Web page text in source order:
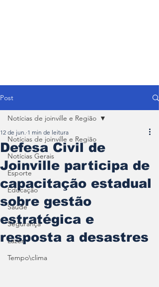
Post
Notícias de joinville e Região
Notícias Gerais
Esporte
Educação
Saúde
Segurança
Lazer
Tempo\clima
Notícias de joinville e Região
Defesa Civil de
Joinville participa de
capacitação estadual
sobre gestão
estratégica e
resposta a desastres
12 de jun. 1 min de leitura